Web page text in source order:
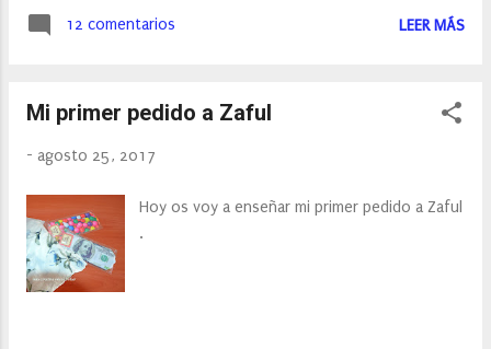
12 comentarios LEER MÁS
Mi primer pedido a Zaful
- agosto 25, 2017
Hoy os voy a enseñar mi primer pedido a Zaful
.